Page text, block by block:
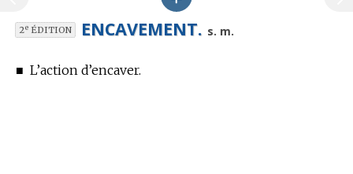
2eÉDITION ENCAVEMENT. s. m.
■ L’action d’encaver.